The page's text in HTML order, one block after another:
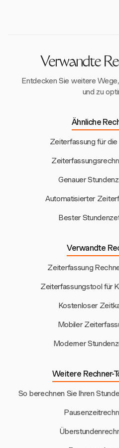
Verwandte
Entdecken Sie weitere
und zu
Ähnliche
Zeiterfassung für
Genauer
Automatisierter
Bester
Verwandte
Zeiterfassung
Zeiterfassungstool für
Kostenloser
Mobiler
Moderner
Weitere Rechner-
So berechnen Sie Ihren